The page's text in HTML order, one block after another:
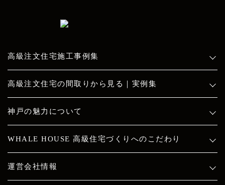
高級注文住宅施工事例集
高級注文住宅の間取りから見る｜実例集
神戸の魅力について
WHALE HOUSE 高級住宅づくりへのこだわり
運営会社情報